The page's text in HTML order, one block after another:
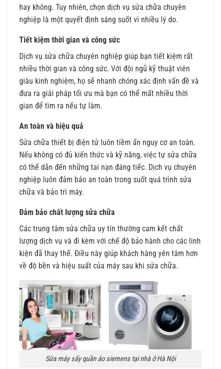
hay không. Tuy nhiên, chọn dịch vụ sửa chữa chuyên
nghiệp là một quyết định sáng suốt vì nhiều lý do.
Tiết kiệm thời gian và công sức
Dịch vụ sửa chữa chuyên nghiệp giúp bạn tiết kiệm rất
nhiều thời gian và công sức. Với đội ngũ kỹ thuật viên
giàu kinh nghiệm, họ sẽ nhanh chóng xác định vấn đề và
đưa ra giải pháp tối ưu mà bạn có thể mất nhiều thời
gian để tìm ra nếu tự làm.
An toàn và hiệu quả
Sửa chữa thiết bị điện tử luôn tiềm ẩn nguy cơ an toàn.
Nếu không có đủ kiến thức và kỹ năng, việc tự sửa chữa
có thể dẫn đến những tai nạn đáng tiếc. Dịch vụ chuyên
nghiệp luôn đảm bảo an toàn trong suốt quá trình sửa
chữa và bảo trì máy.
Đảm bảo chất lượng sửa chữa
Các trung tâm sửa chữa uy tín thường cam kết chất
lượng dịch vụ và đi kèm với chế độ bảo hành cho các linh
kiện đã thay thế. Điều này giúp khách hàng yên tâm hơn
về độ bền và hiệu suất của máy sau khi sửa chữa.
Sửa máy sấy quần áo siemens tại nhà ở Hà Nội